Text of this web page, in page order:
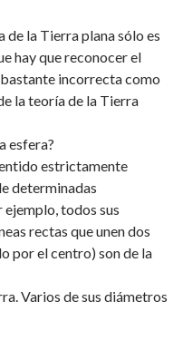
de la Tierra plana sólo es
hay que reconocer el
incorrecta como
la teoría de la Tierra
esfera?
estrictamente
determinadas
todos sus
rectas que unen dos
por el centro) son de la
Varios de sus diámetros